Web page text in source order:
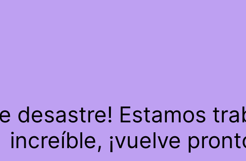
desastre! Estamos
increíble, ¡vuelve